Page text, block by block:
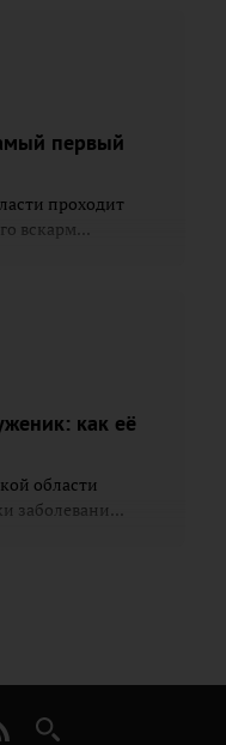
первый
проходит
вскарм...
как её
области
заболевани...